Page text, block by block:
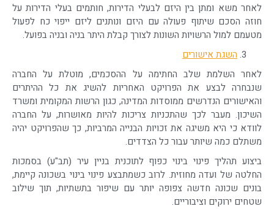
לאחר משא ומתן בין היזם לבעלי הדירות, חותמים בעלי הדירות על
חוזה הסכם שיתוף פעולה עם היזם ונותנים ליזם ייפוי כח לפעול
מטעמם למול הרשויות השונות לצורך קבלת היתר בניה ובניה בפועל.
השגת אישורים
לאחר השלמת שלב החתימה על ההסכמים, מוטלת על החברה
שנבחרה לבצע את הפרויקט האחריות להשיג את כל ההיתרים
והאישורים הנדרשים ממוסדות המדינה, כגון הרשות המקומית ומשרד
השיכון. מעבר לכך שהתכניות צריכות להיות מאושרות, על החברה
לוודא כי היא משיגה את זכויות הבנייה המרביות, כך שהפרויקט יהיה
משתלם כמה שיותר עבור כל הצדדים.
ביצוע תהליך פינוי בינוי כפוף לתוכנית בניין עיר (תב"ע) בסמכות
החלטה של ועדה מחוזית. לרוב כשמתבצע פינוי בינוי בשכונה קיימת,
בונים שכונה חדשה צפופה יותר עם שיפור בתשתיות, תוך שילוב
שטחים ירוקים וציבוריים.